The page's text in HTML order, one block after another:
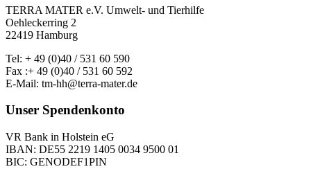
TERRA MATER e.V. Umwelt- und Tierhilfe
Oehleckerring 2
22419 Hamburg
Tel: + 49 (0)40 / 531 60 590
Fax :+ 49 (0)40 / 531 60 592
E-Mail: tm-hh@terra-mater.de
Unser Spendenkonto
VR Bank in Holstein eG
IBAN: DE55 2219 1405 0034 9500 01
BIC: GENODEF1PIN